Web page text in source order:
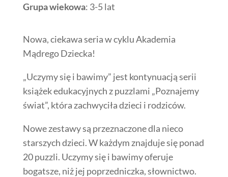
Grupa wiekowa: 3-5 lat
Nowa, ciekawa seria w cyklu Akademia
Mądrego Dziecka!
„Uczymy się i bawimy” jest kontynuacją serii
książek edukacyjnych z puzzlami „Poznajemy
świat”, która zachwyciła dzieci i rodziców.
Nowe zestawy są przeznaczone dla nieco
starszych dzieci. W każdym znajduje się ponad
20 puzzli. Uczymy się i bawimy oferuje
bogatsze, niż jej poprzedniczka, słownictwo.